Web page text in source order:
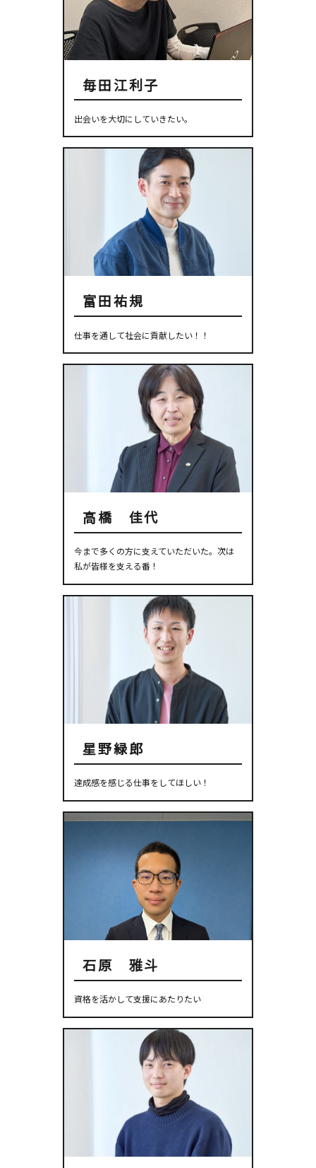
毎田江利子
出会いを大切にしていきたい。
富田祐規
仕事を通して社会に貢献したい！！
高橋 佳代
今まで多くの方に支えていただいた。次は
私が皆様を支える番！
星野緑郎
達成感を感じる仕事をしてほしい！
石原 雅斗
資格を活かして支援にあたりたい